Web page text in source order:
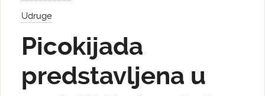
Udruge
Picokijada
predstavljena u